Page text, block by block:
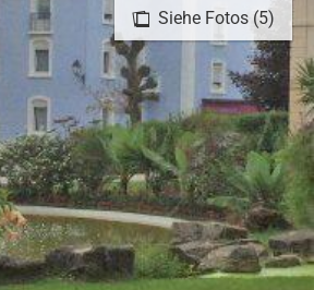
Siehe Fotos (5)